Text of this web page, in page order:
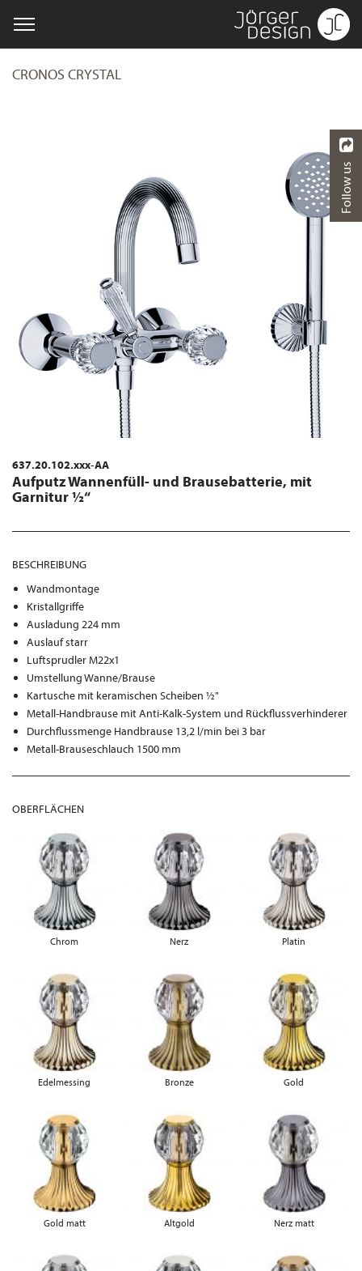
CRONOS CRYSTAL
637.20.102.xxx-AA
Aufputz Wannenfüll- und Brausebatterie, mit
Garnitur ½“
BESCHREIBUNG
Wandmontage
Kristallgriffe
Ausladung 224 mm
Auslauf starr
Luftsprudler M22x1
Umstellung Wanne/Brause
Kartusche mit keramischen Scheiben ½"
Metall-Handbrause mit Anti-Kalk-System und Rückflussverhinderer
Durchflussmenge Handbrause 13,2 l/min bei 3 bar
Metall-Brauseschlauch 1500 mm
OBERFLÄCHEN
Chrom Nerz Platin
Edelmessing Bronze Gold
Gold matt Altgold Nerz matt
Follow us